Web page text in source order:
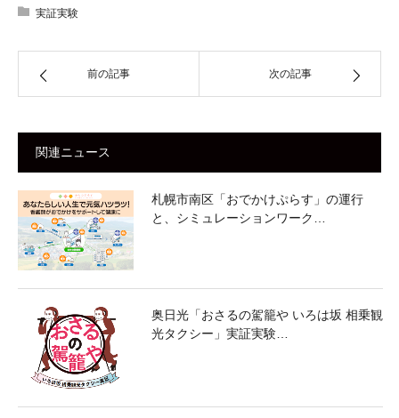
実証実験
前の記事 次の記事
関連ニュース
札幌市南区「おでかけぷらす」の運行
と、シミュレーションワーク…
奥日光「おさるの駕籠や いろは坂 相乗観
光タクシー」実証実験…